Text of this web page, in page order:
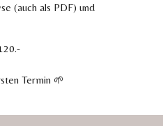
(auch als PDF) und
Termin 🌱